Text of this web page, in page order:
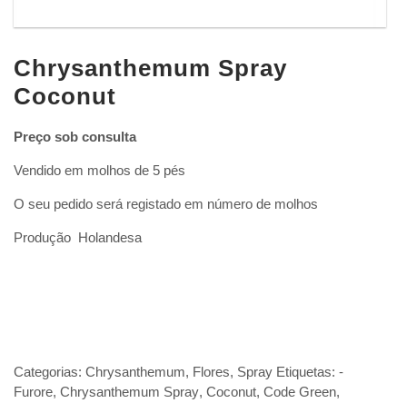
Chrysanthemum Spray
Coconut
Preço sob consulta
Vendido em molhos de 5 pés
O seu pedido será registado em número de molhos
Produção Holandesa
Categorias: Chrysanthemum, Flores, Spray Etiquetas: -
Furore, Chrysanthemum Spray, Coconut, Code Green,